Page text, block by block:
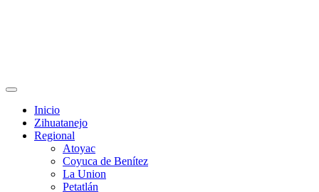
Primary
Inicio
Zihuatanejo
Regional
Atoyac
Coyuca de Benítez
La Union
Petatlán